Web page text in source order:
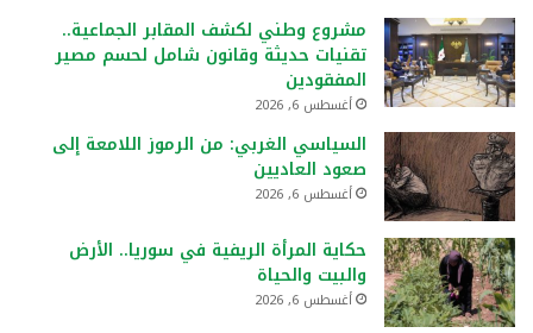
ن
مشروع وطني لكشف المقابر الجماعية..
تقنيات حديثة وقانون شامل لحسم مصير
المفقودين
أغسطس 6, 2026
السياسي الغربي: من الرموز اللامعة إلى
صعود العاديين
أغسطس 6, 2026
حكاية المرأة الريفية في سوريا.. الأرض
والبيت والحياة
أغسطس 6, 2026